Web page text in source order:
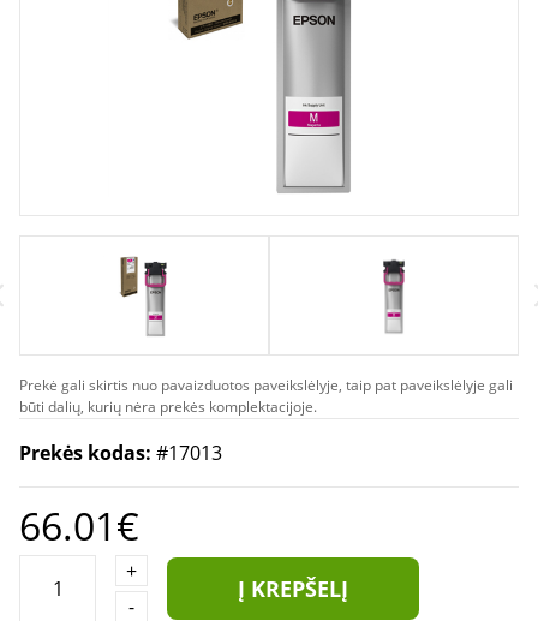
Prekė gali skirtis nuo pavaizduotos paveikslėlyje, taip pat paveikslėlyje gali
būti dalių, kurių nėra prekės komplektacijoje.
Prekės kodas: #17013
66.01€
+
-
Į KREPŠELĮ